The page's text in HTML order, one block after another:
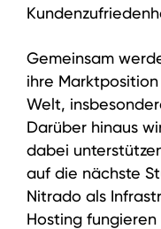
Gemeinsam
ihre
Welt,
Darüber hinaus
dabei
auf die nächste
Nitrado als
Hosting